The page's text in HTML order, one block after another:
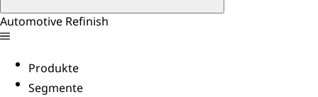
Automotive Refinish
Produkte
Segmente